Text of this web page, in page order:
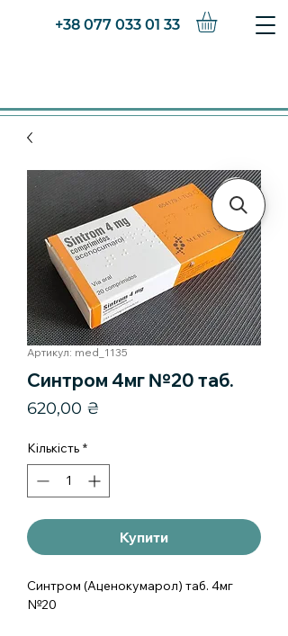
+38 077 033 01 33
Артикул: med_1135
Синтром 4мг №20 таб.
620,00 ₴
Кількість *
Купити
Синтром (Аценокумарол) таб. 4мг
№20